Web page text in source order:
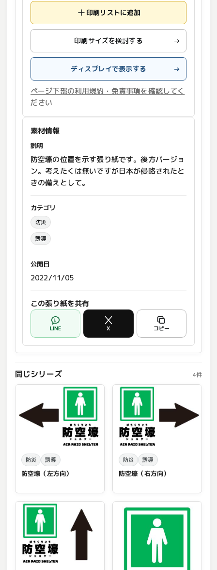
印刷リストに追加
印刷サイズを検討する →
ディスプレイで表示する →
ページ下部の利用規約・免責事項を確認してく
ださい
素材情報
説明
防空壕の位置を示す張り紙です。後方バージョ
ン。考えたくは無いですが日本が侵略されたと
きの備えとして。
カテゴリ
防災
誘導
公開日
2022/11/05
この張り紙を共有
LINE X コピー
同じシリーズ 4件
防災 誘導
防空壕（左方向）
防災 誘導
防空壕（右方向）